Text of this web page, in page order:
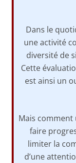
Dans le
une activité
diversité de
Cette
est ainsi un
Mais comment
faire
limiter la
d’une